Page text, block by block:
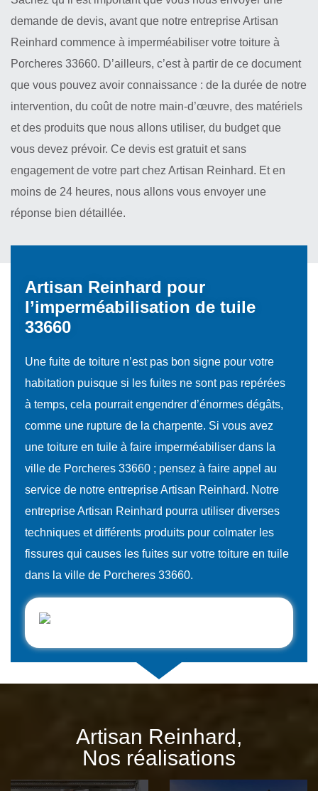
demande de devis, avant que notre entreprise Artisan
Reinhard commence à imperméabiliser votre toiture à
Porcheres 33660. D’ailleurs, c’est à partir de ce document
que vous pouvez avoir connaissance : de la durée de notre
intervention, du coût de notre main-d’œuvre, des matériels
et des produits que nous allons utiliser, du budget que
vous devez prévoir. Ce devis est gratuit et sans
engagement de votre part chez Artisan Reinhard. Et en
moins de 24 heures, nous allons vous envoyer une
réponse bien détaillée.
Artisan Reinhard pour
l’imperméabilisation de tuile
33660
Une fuite de toiture n’est pas bon signe pour votre
habitation puisque si les fuites ne sont pas repérées
à temps, cela pourrait engendrer d’énormes dégâts,
comme une rupture de la charpente. Si vous avez
une toiture en tuile à faire imperméabiliser dans la
ville de Porcheres 33660 ; pensez à faire appel au
service de notre entreprise Artisan Reinhard. Notre
entreprise Artisan Reinhard pourra utiliser diverses
techniques et différents produits pour colmater les
fissures qui causes les fuites sur votre toiture en tuile
dans la ville de Porcheres 33660.
Artisan Reinhard,
Nos réalisations